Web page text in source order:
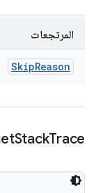
المرتجعات
SkipReason
StackTrace